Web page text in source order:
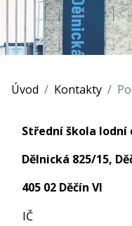
Úvod Kontakty
Střední škola lodní
Dělnická 825/15,
405 02 Děčín VI
IČ